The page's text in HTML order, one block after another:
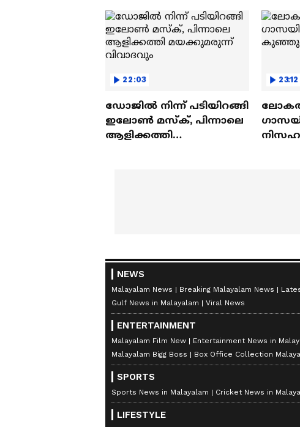
22:03
ഡോജിൽ നിന്ന് പടിയിറങ്ങി
ഇലോൺ മസ്ക്, പിന്നാലെ
ആളിക്കത്തി
23:12
NEWS
Malayalam News Breaking Malayalam News
Gulf News in Malayalam
Viral News
ENTERTAINMENT
Malayalam Film New Entertainment News in
Malayalam Bigg Boss
Box Office Collection
SPORTS
Sports News in Malayalam Cricket News in
LIFESTYLE